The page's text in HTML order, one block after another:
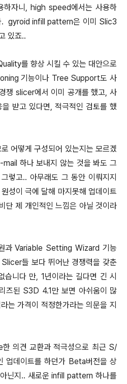
자니, high speed에서는 사용하
. gyroid infill pattern은 이미 Slic3
있죠..
를 향상 시킬 수 있는 대안으로
기능이나 Tree Support도 사
쟁 slicer에서 이미 공개를 했고, 사
받고 있다면, 적극적인 검토를 했
어떻게 구성되어 있는지는 모르겠
하나 보내지 않는 것을 봐도 그
렇고.. 아무래도 그 동안 이뤄지지
성이 극에 달해 마지못해 업데이트
단 제 개인적인 느낌은 아닐 것이라
과 Variable Setting Wizard 기능
들 보다 뛰어난 경쟁력을 갖춘
니다 만, 1년이라는 길다면 긴 시
즈된 S3D 4.1만 보면 아쉬움이 많
는 가격이 적정한가라는 의문을 지
의견 교환과 적극성으로 최근 S/
업데이트를 하던가 Beta버전을 상
닌지.. 새로운 infill pattern 하나를